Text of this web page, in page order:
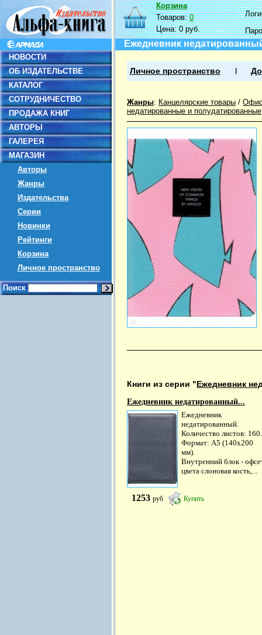
НОВОСТИ
ОБ ИЗДАТЕЛЬСТВЕ
КАТАЛОГ
СОТРУДНИЧЕСТВО
ПРОДАЖА КНИГ
АВТОРЫ
ГАЛЕРЕЯ
МАГАЗИН
Авторы
Жанры
Издательства
Серии
Новинки
Рейтинги
Корзина
Личное пространство
Поиск
Корзина
Товаров:0
Цена:0 руб.
Ежедневник
Личное пространство
Жанры: Канцелярские товары /
недатированные и полудатированные
Книги из серии "Ежедневник
Ежедневник недатированный...
Ежедневник
недатированный.
Количество листов: 160.
Формат: А5 (140х200
мм).
Внутренний блок -
цвета слоновая кость,...
1253 руб Купить